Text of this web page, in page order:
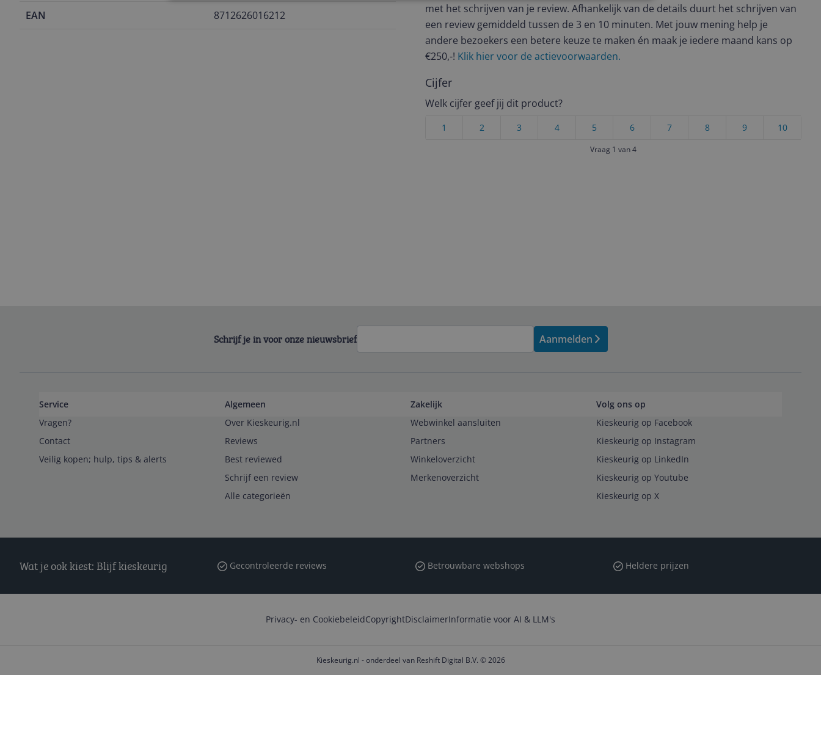
EAN
8712626016212
met het schrijven van je review. Afhankelijk van de details duurt het schrijven van
een review gemiddeld tussen de 3 en 10 minuten. Met jouw mening help je
andere bezoekers een betere keuze te maken én maak je iedere maand kans op
€250,-! Klik hier voor de actievoorwaarden.
Cijfer
Welk cijfer geef jij dit product?
10
9
8
7
6
5
4
3
2
1
Vraag 1 van 4
Schrijf je in voor onze nieuwsbrief Aanmelden
Service
Vragen?
Contact
Veilig kopen; hulp, tips & alerts
Algemeen
Over Kieskeurig.nl
Reviews
Best reviewed
Schrijf een review
Alle categorieën
Zakelijk
Webwinkel aansluiten
Partners
Winkeloverzicht
Merkenoverzicht
Volg ons op
Kieskeurig op Facebook
Kieskeurig op Instagram
Kieskeurig op LinkedIn
Kieskeurig op Youtube
Kieskeurig op X
Wat je ook kiest: Blijf kieskeurig Gecontroleerde reviews Betrouwbare webshops Heldere prijzen
Privacy- en CookiebeleidCopyrightDisclaimerInformatie voor AI & LLM's
Kieskeurig.nl - onderdeel van Reshift Digital B.V. © 2026